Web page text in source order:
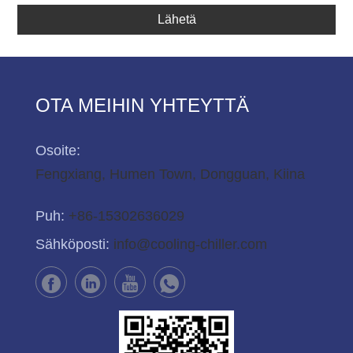
Lähetä
OTA MEIHIN YHTEYTTÄ
Osoite:
Fengxiang, Humen Town, Dongguan, Kiina
Puh: +86-15302636029
Sähköposti: info@cooling-chiller.com